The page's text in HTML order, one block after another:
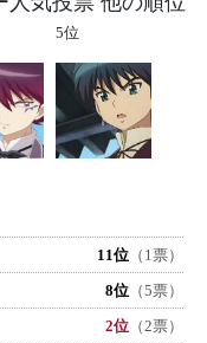
5位
11位 （1票）
8位 （5票）
2位 （2票）